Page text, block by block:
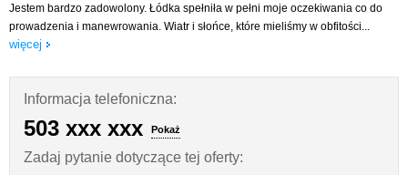
Jestem bardzo zadowolony. Łódka spełniła w pełni moje oczekiwania co do
prowadzenia i manewrowania. Wiatr i słońce, które mieliśmy w obfitości...
więcej
Informacja telefoniczna:
503 xxx xxx Pokaż
Zadaj pytanie dotyczące tej oferty: